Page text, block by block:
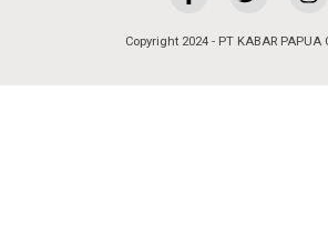
Copyright 2024 - PT KABAR PAPUA